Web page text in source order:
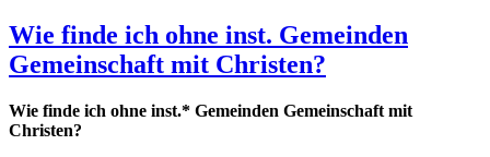
Wie finde ich ohne inst. Gemeinden
Gemeinschaft mit Christen?
Wie finde ich ohne inst.* Gemeinden Gemeinschaft mit
Christen?